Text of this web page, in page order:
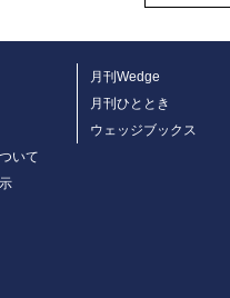
いて
月刊Wedge
月刊ひととき
ウェッジブックス